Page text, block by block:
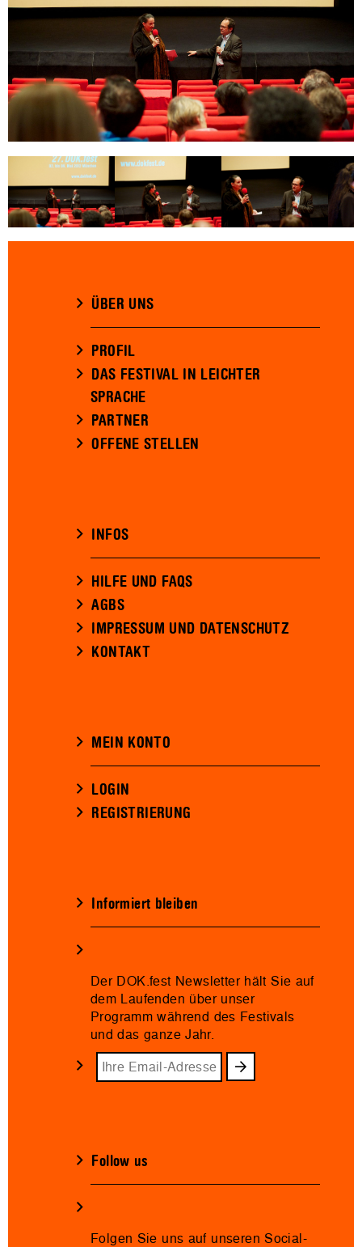
ÜBER UNS
PROFIL
DAS FESTIVAL IN LEICHTER
SPRACHE
PARTNER
OFFENE STELLEN
INFOS
HILFE UND FAQS
AGBS
IMPRESSUM UND DATENSCHUTZ
KONTAKT
MEIN KONTO
LOGIN
REGISTRIERUNG
Informiert bleiben
Der DOK.fest Newsletter hält Sie auf
dem Laufenden über unser
Programm während des Festivals
und das ganze Jahr.
Follow us
Folgen Sie uns auf unseren Social-